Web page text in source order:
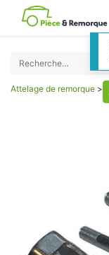
Attelage de remorque >